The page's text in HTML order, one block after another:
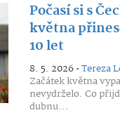
Počasí si s
května
10 let
8. 5. 2026 •Tereza
Začátek května
nevydrželo. Co
dubnu...